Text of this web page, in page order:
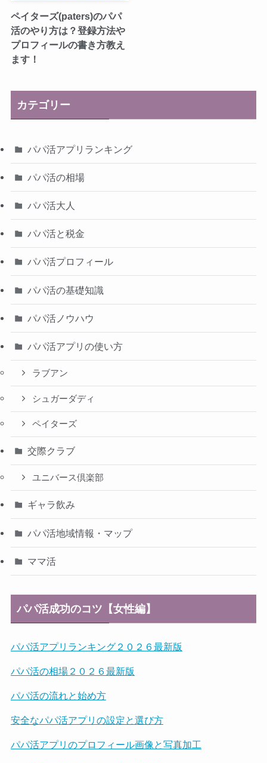
ペイターズ(paters)のパパ
活のやり方は？登録方法や
プロフィールの書き方教え
ます！
カテゴリー
パパ活アプリランキング
パパ活の相場
パパ活大人
パパ活と税金
パパ活プロフィール
パパ活の基礎知識
パパ活ノウハウ
パパ活アプリの使い方
ラブアン
シュガーダディ
ペイターズ
交際クラブ
ユニバース倶楽部
ギャラ飲み
パパ活地域情報・マップ
ママ活
パパ活成功のコツ【女性編】
パパ活アプリランキング２０２６最新版
パパ活の相場２０２６最新版
パパ活の流れと始め方
安全なパパ活アプリの設定と選び方
パパ活アプリのプロフィール画像と写真加工